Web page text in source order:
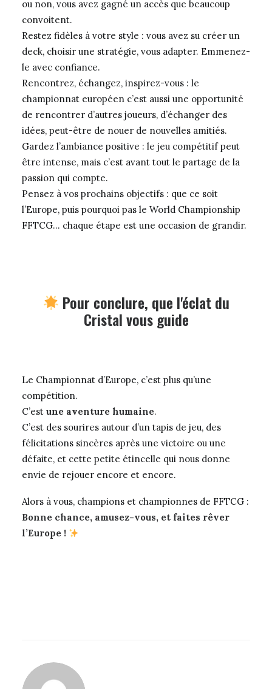
ou non, vous avez gagné un accès que beaucoup
convoitent.
Restez fidèles à votre style : vous avez su créer un
deck, choisir une stratégie, vous adapter. Emmenez-
le avec confiance.
Rencontrez, échangez, inspirez-vous : le
championnat européen c’est aussi une opportunité
de rencontrer d’autres joueurs, d’échanger des
idées, peut-être de nouer de nouvelles amitiés.
Gardez l’ambiance positive : le jeu compétitif peut
être intense, mais c’est avant tout le partage de la
passion qui compte.
Pensez à vos prochains objectifs : que ce soit
l’Europe, puis pourquoi pas le World Championship
FFTCG… chaque étape est une occasion de grandir.
Pour conclure, que l'éclat du
Cristal vous guide
Le Championnat d’Europe, c’est plus qu’une
compétition.
C’est une aventure humaine.
C’est des sourires autour d’un tapis de jeu, des
félicitations sincères après une victoire ou une
défaite, et cette petite étincelle qui nous donne
envie de rejouer encore et encore.
Alors à vous, champions et championnes de FFTCG :
Bonne chance, amusez-vous, et faites rêver
l’Europe !